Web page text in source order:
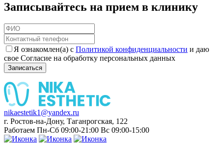
Записывайтесь на прием в клинику
Я ознакомлен(а) с Политикой конфиденциальности и даю
свое Согласие на обработку персональных данных
Записаться
nikaestetik1@yandex.ru
г. Ростов-на-Дону, Таганрогская, 122
Работаем Пн-Сб 09:00-21:00 Вс 09:00-15:00